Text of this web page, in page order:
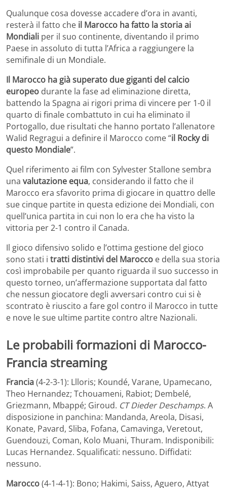
Qualunque cosa dovesse accadere d’ora in avanti,
resterà il fatto che il Marocco ha fatto la storia ai
Mondiali per il suo continente, diventando il primo
Paese in assoluto di tutta l’Africa a raggiungere la
semifinale di un Mondiale.
Il Marocco ha già superato due giganti del calcio
europeo durante la fase ad eliminazione diretta,
battendo la Spagna ai rigori prima di vincere per 1-0 il
quarto di finale combattuto in cui ha eliminato il
Portogallo, due risultati che hanno portato l’allenatore
Walid Regragui a definire il Marocco come “il Rocky di
questo Mondiale”.
Quel riferimento ai film con Sylvester Stallone sembra
una valutazione equa, considerando il fatto che il
Marocco era sfavorito prima di giocare in quattro delle
sue cinque partite in questa edizione dei Mondiali, con
quell’unica partita in cui non lo era che ha visto la
vittoria per 2-1 contro il Canada.
Il gioco difensivo solido e l’ottima gestione del gioco
sono stati i tratti distintivi del Marocco e della sua storia
così improbabile per quanto riguarda il suo successo in
questo torneo, un’affermazione supportata dal fatto
che nessun giocatore degli avversari contro cui si è
scontrato è riuscito a fare gol contro il Marocco in tutte
e nove le sue ultime partite contro altre Nazionali.
Le probabili formazioni di Marocco-
Francia streaming
Francia(4-2-3-1): Llloris; Koundé, Varane, Upamecano,
Theo Hernandez; Tchouameni, Rabiot; Dembelé,
Griezmann, Mbappé; Giroud. CT Dieder Deschamps. A
disposizione in panchina: Mandanda, Areola, Disasi,
Konate, Pavard, Sliba, Fofana, Camavinga, Veretout,
Guendouzi, Coman, Kolo Muani, Thuram. Indisponibili:
Lucas Hernandez. Squalificati: nessuno. Diffidati:
nessuno.
Marocco(4-1-4-1): Bono; Hakimi, Saiss, Aguero, Attyat